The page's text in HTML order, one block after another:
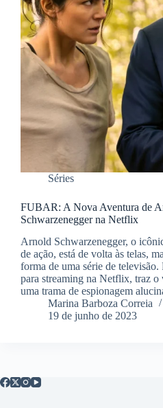
Séries
FUBAR: A Nova Aventura de
Schwarzenegger na Netflix
Arnold Schwarzenegger, o
de ação, está de volta às telas,
forma de uma série de
para streaming na Netflix, traz o
uma trama de espionagem
Marina Barboza Correia
19 de junho de 2023